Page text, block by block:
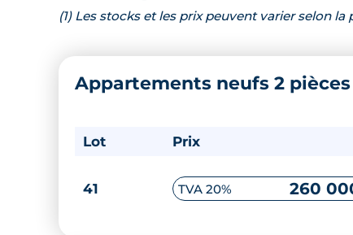
(1) Les stocks et les prix peuvent varier selon
Appartements neufs 2 pièces
Lot Prix
41 TVA 20% 260